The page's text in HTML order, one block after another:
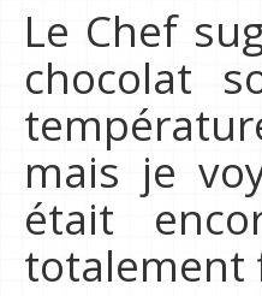
Le Chef
chocolat
mais je
était
totalement